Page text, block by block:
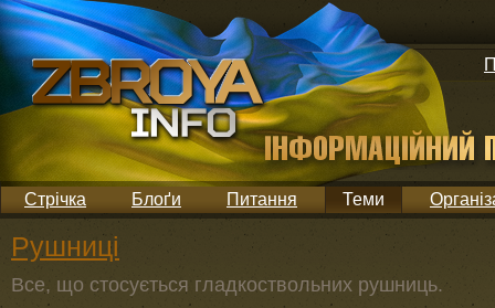
Стрічка Блоґи Питання Теми
Рушниці
Все, що стосується гладкоствольних рушниць.